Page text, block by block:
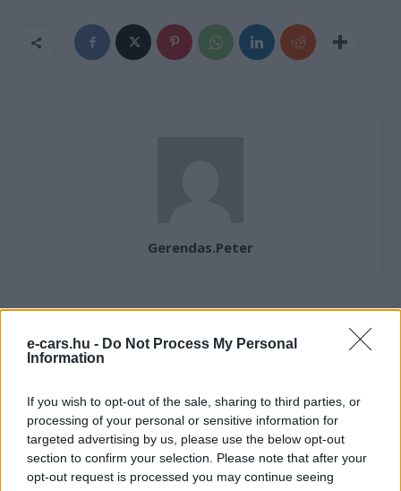
e-cars.hu - Do Not Process My Personal
Information
If you wish to opt-out of the sale, sharing to third parties, or
processing of your personal or sensitive information for
targeted advertising by us, please use the below opt-out
section to confirm your selection. Please note that after your
opt-out request is processed you may continue seeing
Gerendas.Peter
KAPCSOLÓDÓ CIKKEK TÖBB A SZERZŐTŐL
Elektromos
autó
szinte csak elektromos autót vesznek
az emberek
150 milliárd eurót bukhat Európa, ha